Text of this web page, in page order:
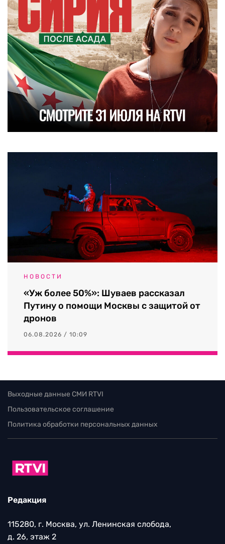
НОВОСТИ
«Уж более 50%»: Шуваев рассказал
Путину о помощи Москвы с защитой от
дронов
06.08.2026 / 10:09
Выходные данные СМИ RTVI
Пользовательское соглашение
Политика обработки персональных данных
Редакция
115280, г. Москва, ул. Ленинская слобода,
д. 26, этаж 2